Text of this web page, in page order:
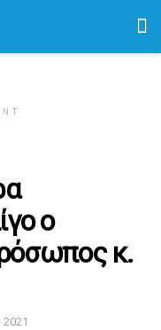
ο
κ.
2021